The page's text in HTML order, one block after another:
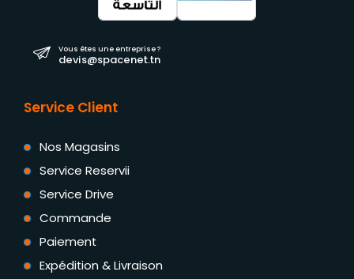
Vous êtes une entreprise ?
devis@spacenet.tn
Service Client
Nos Magasins
Service Reservii
Service Drive
Commande
Paiement
Expédition & Livraison